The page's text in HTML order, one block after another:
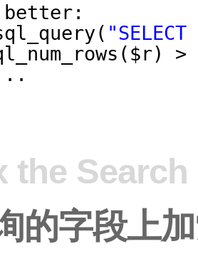
better:
$r)
the
的字段上